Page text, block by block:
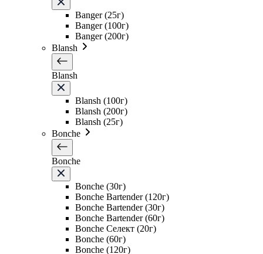
Banger (25г)
Banger (100г)
Banger (200г)
Blansh
Blansh
Blansh (100г)
Blansh (200г)
Blansh (25г)
Bonche
Bonche
Bonche (30г)
Bonche Bartender (120г)
Bonche Bartender (30г)
Bonche Bartender (60г)
Bonche Селект (20г)
Bonche (60г)
Bonche (120г)